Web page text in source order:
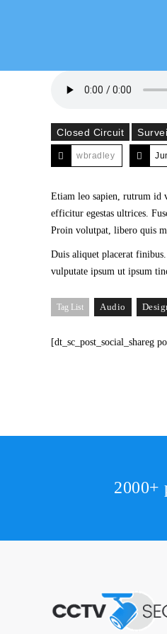
Closed Circuit
wbradley
Etiam leo sapien, rutrum id
efficitur egestas ultrices.
Proin volutpat, libero quis
Duis aliquet placerat
vulputate ipsum ut ipsum
Tag List Audio
[dt_sc_post_social_shareg
2000+